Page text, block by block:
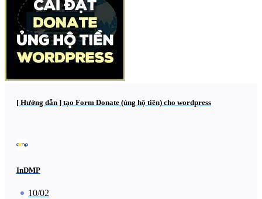
[ Hướng dẫn ] tạo Form Donate (ủng hộ tiền) cho wordpress
InDMP
10/02